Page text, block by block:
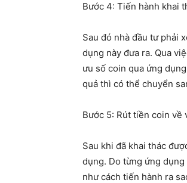
Bước 4: Tiến hành khai
Sau đó nhà đầu tư phải
dụng này đưa ra. Qua
ưu số coin qua ứng
quả thì có thể chuyển
Bước 5: Rút tiền coin về
Sau khi đã khai thác
dụng. Do từng ứng
như cách tiến hành ra